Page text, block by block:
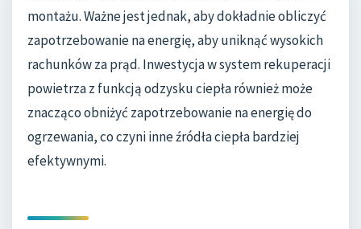
montażu. Ważne jest jednak, aby dokładnie obliczyć
zapotrzebowanie na energię, aby uniknąć wysokich
rachunków za prąd. Inwestycja w system rekuperacji
powietrza z funkcją odzysku ciepła również może
znacząco obniżyć zapotrzebowanie na energię do
ogrzewania, co czyni inne źródła ciepła bardziej
efektywnymi.